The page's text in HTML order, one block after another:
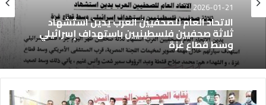
2026-01-21
الاتحاد العام للصحفيين العرب يدين استشهاد
ثلاثة صحفيين فلسطينيين باستهداف إسرائيلي
وسط قطاع غزة